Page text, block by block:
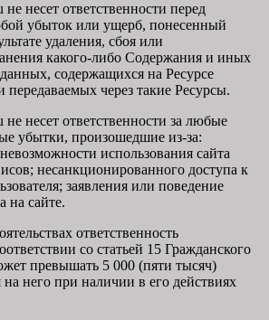
несет ответственности перед
убыток или ущерб, понесенный
удаления, сбоя или
какого-либо Содержания и иных
содержащихся на Ресурсе
передаваемых через такие Ресурсы.
не несет ответственности за любые
убытки, произошедшие из-за:
использования сайта
несанкционированного доступа к
заявления или поведение
на сайте.
ответственность
со статьей 15 Гражданского
превышать 5 000 (пяти тысяч)
на него при наличии в его действиях